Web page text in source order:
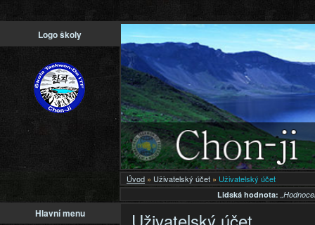
Logo školy
Úvod » Uživatelský účet » Uživatelský účet
Lidská hodnota:
Hlavní menu